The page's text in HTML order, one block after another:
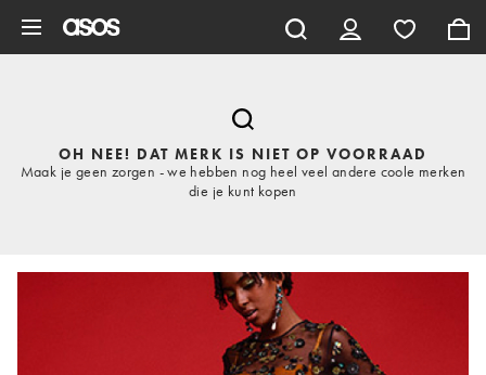
OH NEE! DAT MERK IS NIET OP VOORRAAD
Maak je geen zorgen - we hebben nog heel veel andere coole merken
die je kunt kopen